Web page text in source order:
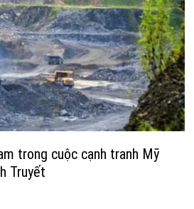
trong cuộc cạnh tranh Mỹ
Truyết